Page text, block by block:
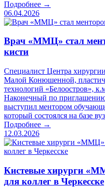
Подробнее →
06.04.2026
Врач «ММЦ» стал
кисти
Специалист Центра
Малой Конюшенной,
технологий «Белоостров»,
Наконечный по
выступил ментором
который состоялся на базе
Подробнее →
12.03.2026
Кистевые хирурги
для коллег в Черкесске